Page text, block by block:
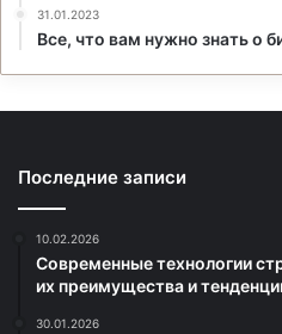
31.01.2023
Все, что вам нужно знать о
Последние записи
10.02.2026
Современные технологии
их преимущества и
30.01.2026